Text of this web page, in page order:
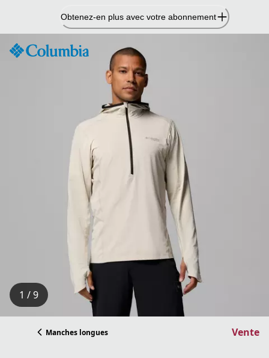
contenu
Obtenez-en plus avec votre abonnement
1 / 9
Manches longues Vente